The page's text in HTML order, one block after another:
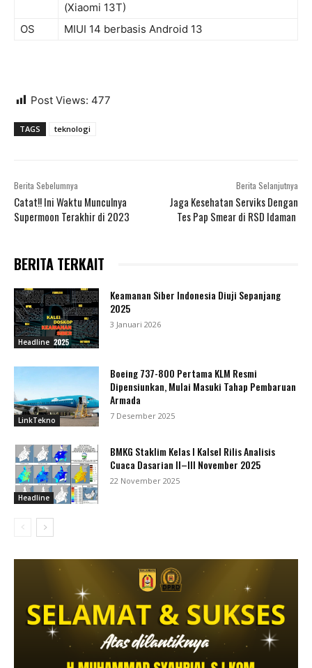
(Xiaomi 13T)
OS
MIUI 14 berbasis Android 13
Post Views: 477
TAGS teknologi
Berita Sebelumnya
Catat!! Ini Waktu Munculnya
Supermoon Terakhir di 2023
Berita Selanjutnya
Jaga Kesehatan Serviks Dengan
Tes Pap Smear di RSD Idaman
BERITA TERKAIT
Headline
Keamanan Siber Indonesia Diuji Sepanjang
2025
3 Januari 2026
LinkTekno
Boeing 737-800 Pertama KLM Resmi
Dipensiunkan, Mulai Masuki Tahap Pembaruan
Armada
7 Desember 2025
Headline
BMKG Staklim Kelas I Kalsel Rilis Analisis
Cuaca Dasarian II–III November 2025
22 November 2025